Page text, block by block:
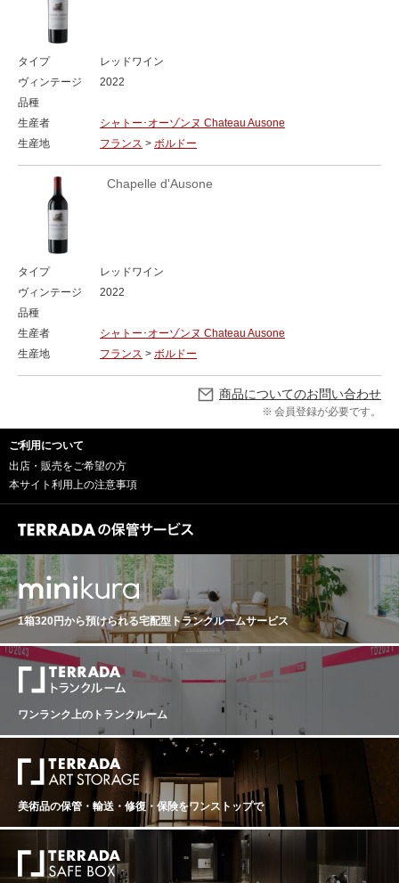
タイプ
レッドワイン
ヴィンテージ
2022
品種
生産者
シャトー･オーゾンヌ Chateau Ausone
生産地
フランス > ボルドー
Chapelle d'Ausone
タイプ
レッドワイン
ヴィンテージ
2022
品種
生産者
シャトー･オーゾンヌ Chateau Ausone
生産地
フランス > ボルドー
商品についてのお問い合わせ
会員登録が必要です。
ご利用について
出店・販売をご希望の方
本サイト利用上の注意事項
1箱320円から預けられる宅配型トランクルームサービス
ワンランク上のトランクルーム
美術品の保管・輸送・修復・保険をワンストップで